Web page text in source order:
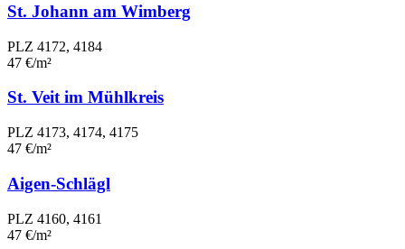
St. Johann am Wimberg
PLZ 4172, 4184
47 €/m²
St. Veit im Mühlkreis
PLZ 4173, 4174, 4175
47 €/m²
Aigen-Schlägl
PLZ 4160, 4161
47 €/m²